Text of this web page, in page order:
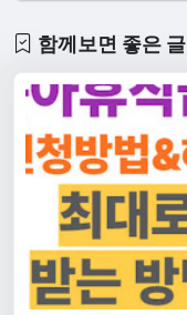
함께보면 좋은 글